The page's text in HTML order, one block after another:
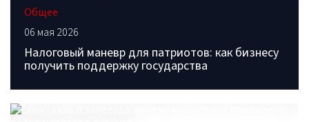
Общее
06 мая 2026
Налоговый маневр для патриотов: как бизнесу
получить поддержку государства